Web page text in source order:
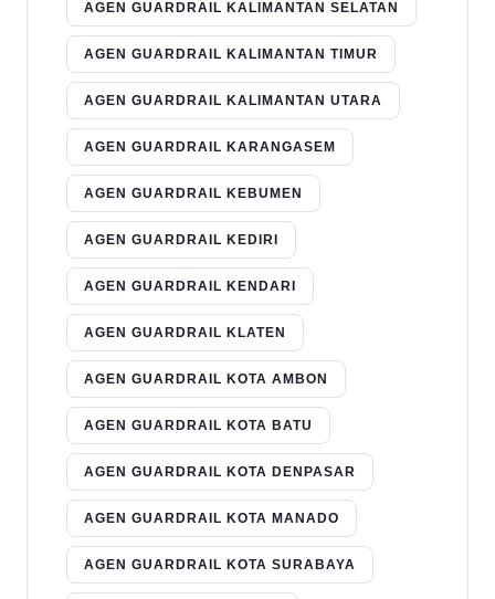
AGEN GUARDRAIL KALIMANTAN SELATAN
AGEN GUARDRAIL KALIMANTAN TIMUR
AGEN GUARDRAIL KALIMANTAN UTARA
AGEN GUARDRAIL KARANGASEM
AGEN GUARDRAIL KEBUMEN
AGEN GUARDRAIL KEDIRI
AGEN GUARDRAIL KENDARI
AGEN GUARDRAIL KLATEN
AGEN GUARDRAIL KOTA AMBON
AGEN GUARDRAIL KOTA BATU
AGEN GUARDRAIL KOTA DENPASAR
AGEN GUARDRAIL KOTA MANADO
AGEN GUARDRAIL KOTA SURABAYA